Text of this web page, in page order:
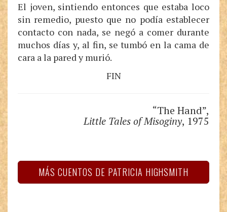
El joven, sintiendo entonces que estaba loco
sin remedio, puesto que no podía establecer
contacto con nada, se negó a comer durante
muchos días y, al fin, se tumbó en la cama de
cara a la pared y murió.
FIN
“The Hand”,
Little Tales of Misoginy, 1975
MÁS CUENTOS DE PATRICIA HIGHSMITH